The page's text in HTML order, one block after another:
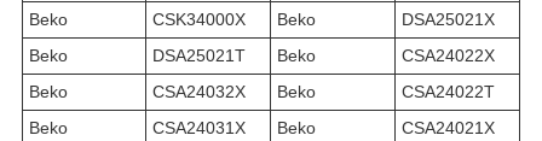
Beko
CSK34000X Beko
DSA25021X
Beko
DSA25021T Beko
CSA24022X
Beko
CSA24032X Beko
CSA24022T
Beko
CSA24031X Beko CSA24021X